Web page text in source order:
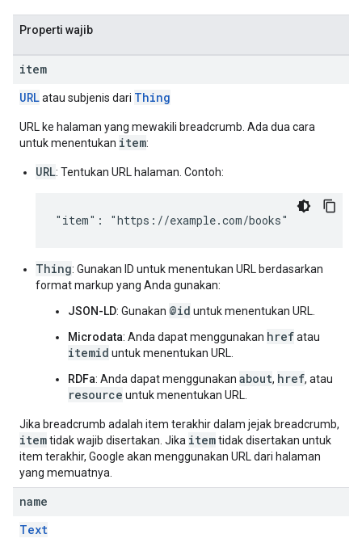
Properti wajib
item
URLatau subjenis dari Thing
URL ke halaman yang mewakili breadcrumb. Ada dua cara
untuk menentukan item:
URL: Tentukan URL halaman. Contoh:
"item": "https://example.com/books"
Thing: Gunakan ID untuk menentukan URL berdasarkan
format markup yang Anda gunakan:
JSON-LD: Gunakan @id untuk menentukan URL.
Microdata: Anda dapat menggunakan hrefatau
itemid untuk menentukan URL.
RDFa: Anda dapat menggunakan about, href, atau
resource untuk menentukan URL.
Jika breadcrumb adalah item terakhir dalam jejak breadcrumb,
itemtidak wajib disertakan. Jika itemtidak disertakan untuk
item terakhir, Google akan menggunakan URL dari halaman
yang memuatnya.
name
Text